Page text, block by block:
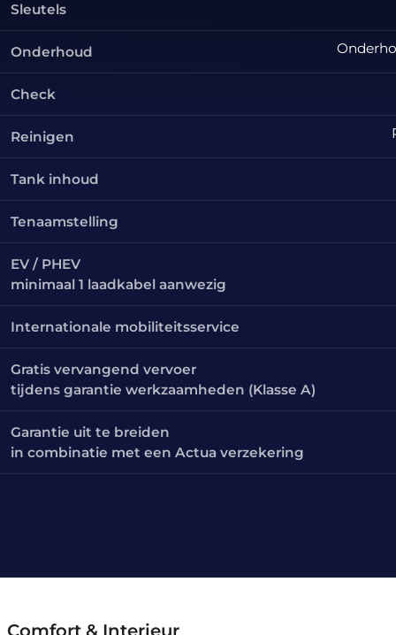
Sleutels
Onderhoud
Check
Reinigen
Tank inhoud
Tenaamstelling
EV / PHEV
minimaal 1 laadkabel aanwezig
Internationale mobiliteitsservice
Gratis vervangend vervoer
tijdens garantie werkzaamheden (Klasse A)
Garantie uit te breiden
in combinatie met een Actua verzekering